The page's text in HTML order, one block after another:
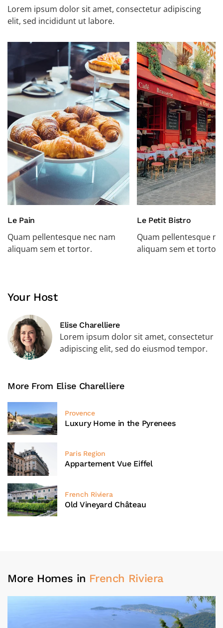
Lorem ipsum dolor sit amet, consectetur adipiscing
elit, sed incididunt ut labore.
Le Pain
Quam pellentesque nec nam
aliquam sem et tortor.
Le Petit Bistro
Quam pellentesque
aliquam sem et tortor.
Your Host
Elise Charelliere
Lorem ipsum dolor sit amet, consectetur
adipiscing elit, sed do eiusmod tempor.
More From Elise Charelliere
Provence
Luxury Home in the Pyrenees
Paris Region
Appartement Vue Eiffel
French Riviera
Old Vineyard Château
More Homes in French Riviera